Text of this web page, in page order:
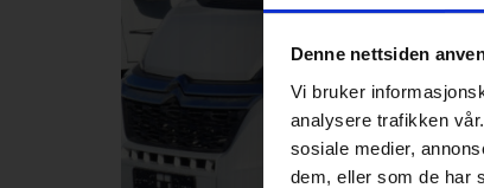
Denne nettsiden
Vi bruker
analysere trafikken
sosiale medier,
dem, eller som de har